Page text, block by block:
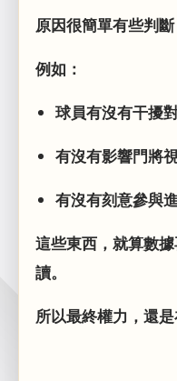
原因很簡單有些判
例如：
球員有沒有干擾
有沒有影響門將
有沒有刻意參與
這些東西，就算數
讀。
所以最終權力，還是